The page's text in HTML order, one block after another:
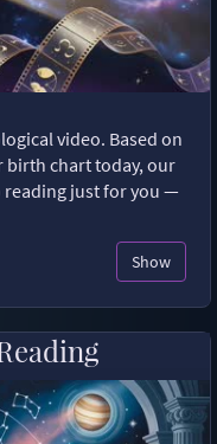
video. Based on
birth chart today, our
reading just for you —
Show